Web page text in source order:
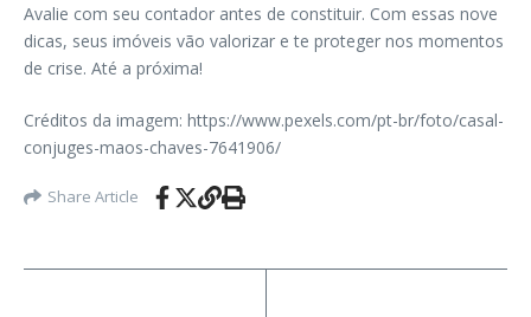
Avalie com seu contador antes de constituir. Com essas nove
dicas, seus imóveis vão valorizar e te proteger nos momentos
de crise. Até a próxima!
Créditos da imagem: https://www.pexels.com/pt-br/foto/casal-
conjuges-maos-chaves-7641906/
Share Article